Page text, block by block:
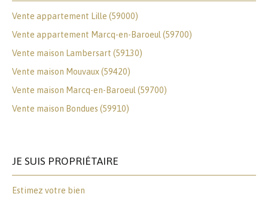
Vente appartement Lille (59000)
Vente appartement Marcq-en-Baroeul (59700)
Vente maison Lambersart (59130)
Vente maison Mouvaux (59420)
Vente maison Marcq-en-Baroeul (59700)
Vente maison Bondues (59910)
JE SUIS PROPRIÉTAIRE
Estimez votre bien